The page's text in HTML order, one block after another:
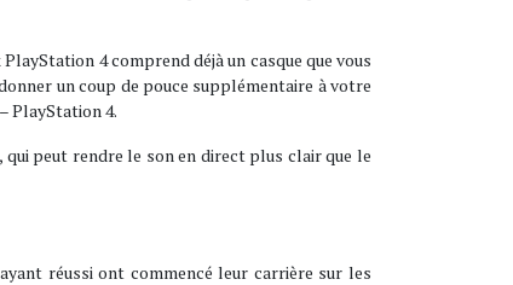
4 comprend déjà un casque que vous
un coup de pouce supplémentaire à votre
PlayStation 4.
peut rendre le son en direct plus clair que le
réussi ont commencé leur carrière sur les